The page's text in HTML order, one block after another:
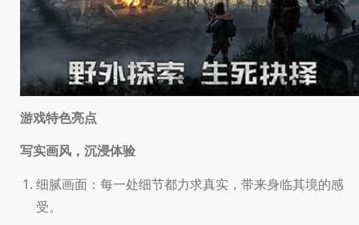
游戏特色亮点
写实画风，沉浸体验
细腻画面：每一处细节都力求真实，带来身临其境的感
受。